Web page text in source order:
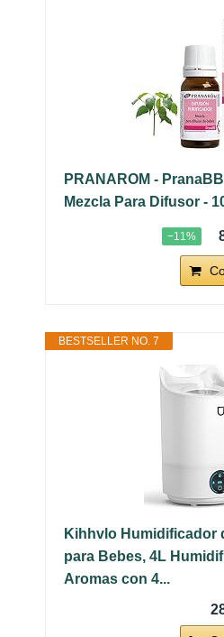
PRANAROM -
Mezcla Para Difusor -
−11%
BESTSELLER NO. 7
Kihhvlo Humidificador
para Bebes, 4L
Aromas con 4...